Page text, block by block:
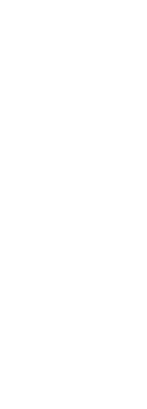
aos favoritos